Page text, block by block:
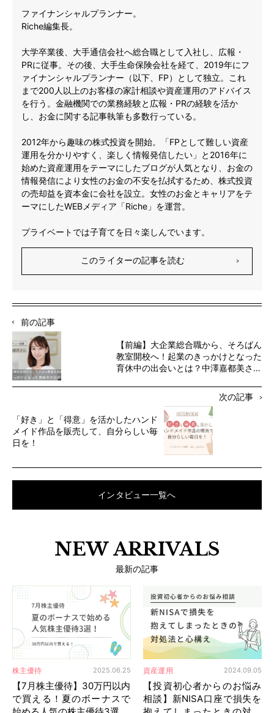
ファイナンシャルプランナー。
Riche編集長。
大学卒業後、大手通信会社へ総合職として入社し、広報・
PRに従事。その後、大手生命保険会社を経て、2019年にフ
ァイナンシャルプランナー（以下、FP）として独立。これ
まで200人以上のお客様の家計相談や資産運用のアドバイス
を行う。金融機関での業務経験と広報・PRの経験を活か
し、お金に関する記事執筆も多数行っている。
2012年から趣味の株式投資を開始。「FPとして難しい資産
運用を分かりやすく、楽しく情報発信したい」と2016年に
始めた資産運用をテーマにしたブログが人気となり、お金の
情報発信により女性のお金の不安を払拭するため、株式投資
の売却益を資本金に会社を設立。女性のお金とキャリアをテ
ーマにしたWEBメディア「Riche」を運営。
プライベートでは子育てを日々楽しんでいます。
このライターの記事を読む
前の記事
【前編】大企業総合職から、そろばん
教室開校へ！起業のきっかけとなった
育休中の出会いとは？中澤嘉都美さん
次の記事
「好き」と「得意」を活かしたハンド
メイド作品を販売して、自分らしい毎
日を！
インタビュー一覧へ
NEW ARRIVALS
最新の記事
株主優待 2025.06.25
【7月株主優待】30万円以内
で買える！夏のボーナスで
資産運用 2024.09.05
【投資初心者からのお悩み
相談】新NISA口座で損失を